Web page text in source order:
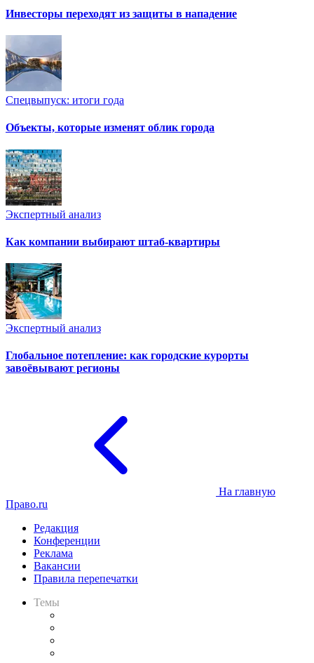
Инвесторы переходят из защиты в нападение
Спецвыпуск: итоги года
Объекты, которые изменят облик города
Экспертный анализ
Как компании выбирают штаб-квартиры
Экспертный анализ
Глобальное потепление: как городские курорты
завоёвывают регионы
На главную
Право.ru
Редакция
Конференции
Реклама
Вакансии
Правила перепечатки
Темы